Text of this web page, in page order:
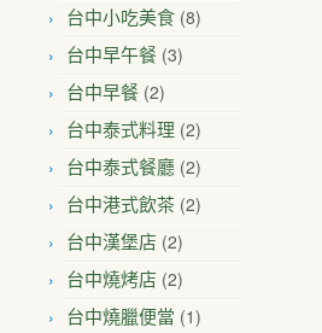
台中小吃美食 (8)
台中早午餐 (3)
台中早餐 (2)
台中泰式料理 (2)
台中泰式餐廳 (2)
台中港式飲茶 (2)
台中漢堡店 (2)
台中燒烤店 (2)
台中燒臘便當 (1)